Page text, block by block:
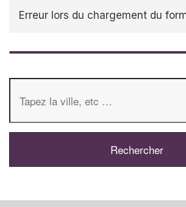
Erreur lors du chargement du